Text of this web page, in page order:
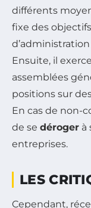
différents
fixe des
Ensuite, il
assemblées
positions sur
En cas de non-
de se déroger à
entreprises.
LES
Cependant,